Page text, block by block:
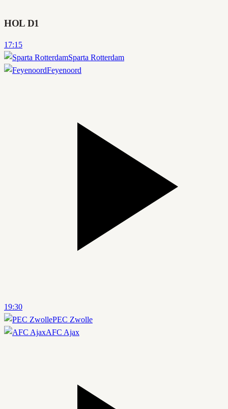
HOL D1
17:15
Sparta Rotterdam
Feyenoord
19:30
PEC Zwolle
AFC Ajax